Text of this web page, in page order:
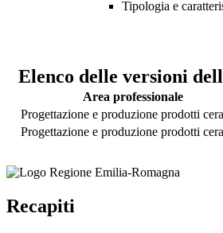
Tipologia e
Elenco delle versioni
Area professionale
Progettazione e produzione prodotti
Progettazione e produzione prodotti
Recapiti